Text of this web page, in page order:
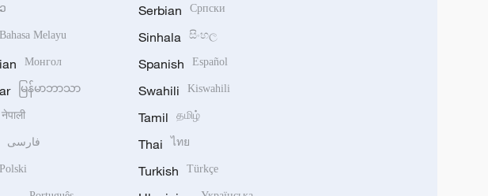
Bahasa Melayu
Монгол
မြန်မာဘာသာ
नेपाली
فارسی
Polski
Serbian Српски
Sinhala සිංහල
Spanish Español
Swahili Kiswahili
Tamil தமிழ்
Thai ไทย
Turkish Türkçe